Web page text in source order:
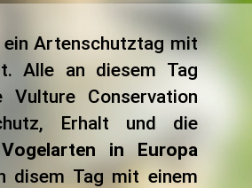
Artenschutztag mit
Alle an diesem Tag
Vulture Conservation
Erhalt und die
in Europa
disem Tag mit einem